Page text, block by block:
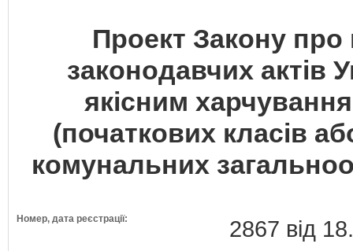
Проект Закону про
законодавчих актів
якісним
(початкових класів
комунальних
Номер, дата реєстрації: 2867 від